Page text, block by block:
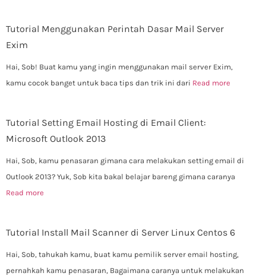
Tutorial Menggunakan Perintah Dasar Mail Server
Exim
Hai, Sob! Buat kamu yang ingin menggunakan mail server Exim,
kamu cocok banget untuk baca tips dan trik ini dari Read more
Tutorial Setting Email Hosting di Email Client:
Microsoft Outlook 2013
Hai, Sob, kamu penasaran gimana cara melakukan setting email di
Outlook 2013? Yuk, Sob kita bakal belajar bareng gimana caranya
Read more
Tutorial Install Mail Scanner di Server Linux Centos 6
Hai, Sob, tahukah kamu, buat kamu pemilik server email hosting,
pernahkah kamu penasaran, Bagaimana caranya untuk melakukan